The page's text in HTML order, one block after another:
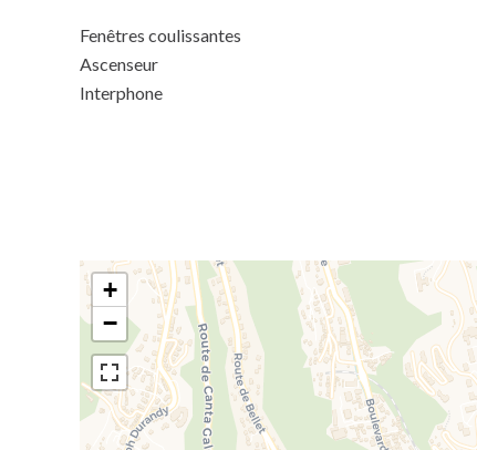
Fenêtres coulissantes
Ascenseur
Interphone
+
−